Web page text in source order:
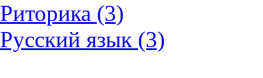
Риторика (3)
Русский язык (3)